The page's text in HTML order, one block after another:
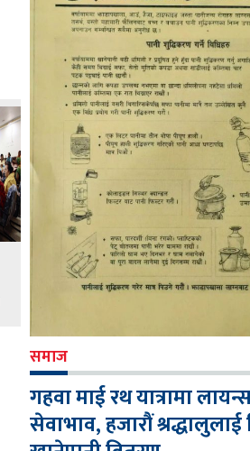
समाज
गहवा माई रथ यात्रामा
सेवाभाव, हजारौं